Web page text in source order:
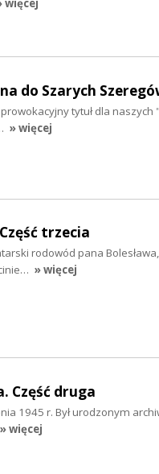
do Szarych
tytuł dla naszych
» więcej
trzecia
rodowód pana Bolesława,
» więcej
Część druga
1945 r. Był urodzonym
» więcej